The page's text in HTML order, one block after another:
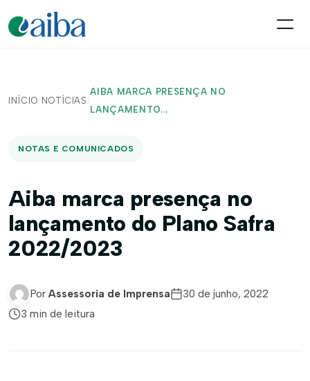
INÍCIO/ NOTÍCIAS /
AIBA MARCA PRESENÇA NO
LANÇAMENTO...
NOTAS E COMUNICADOS
Aiba marca presença no
lançamento do Plano Safra
2022/2023
Por Assessoria de Imprensa
30 de junho, 2022
3 min de leitura